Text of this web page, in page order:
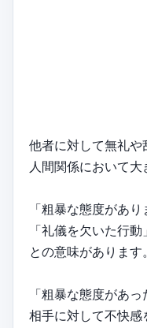
他者に対して無礼や
人間関係において大
「粗暴な態度があ
「礼儀を欠いた行動」
との意味があります。
「粗暴な態度があっ
相手に対して不快